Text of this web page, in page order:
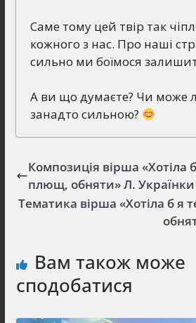
Саме тому цей твір так
кожного з нас. Про наші
сильно ми боїмося
А ви що думаєте? Чи може
занадто сильною?
Композиція вірша «Хотіла
плющ, обняти» Л. Українки
Тематика вірша «Хотіла б я
Вам також може
сподобатися